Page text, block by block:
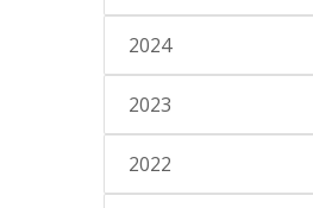
2024
2023
2022